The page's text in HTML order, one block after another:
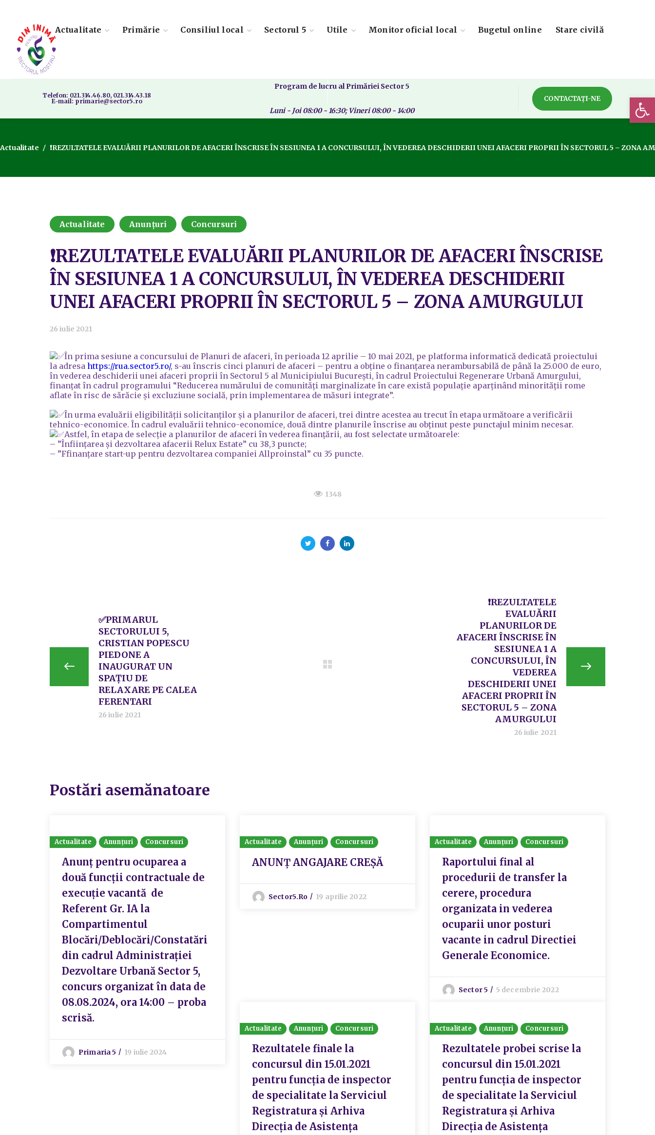
Actualitate Primărie Consiliul local Sectorul 5 Utile Monitor oficial local Bugetul online Stare civilă
Telefon: 021.314.46.80, 021.314.43.18
E-mail: primarie@sector5.ro
Program de lucru al Primăriei Sector 5
Luni - Joi 08:00 - 16:30; Vineri 08:00 - 14:00
CONTACTAȚI-NE
Actualitate ❗REZULTATELE EVALUĂRII PLANURILOR DE AFACERI ÎNSCRISE ÎN SESIUNEA 1 A CONCURSULUI, ÎN VEDEREA DESCHIDERII UNEI AFACERI PROPRII ÎN SECTORUL 5 – ZONA
Actualitate Anunțuri Concursuri
❗REZULTATELE EVALUĂRII PLANURILOR DE AFACERI ÎNSCRISE
ÎN SESIUNEA 1 A CONCURSULUI, ÎN VEDEREA DESCHIDERII
UNEI AFACERI PROPRII ÎN SECTORUL 5 – ZONA AMURGULUI
26 iulie 2021
În prima sesiune a concursului de Planuri de afaceri, în perioada 12 aprilie – 10 mai 2021, pe platforma informatică dedicată proiectului
la adresa https://rua.sector5.ro/, s-au înscris cinci planuri de afaceri – pentru a obține o finanțarea nerambursabilă de până la 25.000 de euro,
în vederea deschiderii unei afaceri proprii în Sectorul 5 al Municipiului București, în cadrul Proiectului Regenerare Urbană Amurgului,
finanțat în cadrul programului “Reducerea numărului de comunități marginalizate în care există populație aparținând minorității rome
aflate în risc de sărăcie și excluziune socială, prin implementarea de măsuri integrate”.
În urma evaluării eligibilității solicitanților și a planurilor de afaceri, trei dintre acestea au trecut în etapa următoare a verificării
tehnico-economice. În cadrul evaluării tehnico-economice, două dintre planurile înscrise au obținut peste punctajul minim necesar.
Astfel, în etapa de selecție a planurilor de afaceri în vederea finanțării, au fost selectate următoarele:
– ”Înființarea și dezvoltarea afacerii Relux Estate” cu 38,3 puncte;
– ”Ffinanțare start-up pentru dezvoltarea companiei Allproinstal” cu 35 puncte.
1348
✅PRIMARUL
SECTORULUI 5,
CRISTIAN POPESCU
PIEDONE A
INAUGURAT UN
SPAȚIU DE
RELAXARE PE CALEA
FERENTARI
26 iulie 2021
❗REZULTATELE
EVALUĂRII
PLANURILOR DE
AFACERI ÎNSCRISE ÎN
SESIUNEA 1 A
CONCURSULUI, ÎN
VEDEREA
DESCHIDERII UNEI
AFACERI PROPRII ÎN
SECTORUL 5 – ZONA
AMURGULUI
26 iulie 2021
Postări asemănatoare
Actualitate Anunțuri Concursuri
Anunț pentru ocuparea a
două funcții contractuale de
execuție vacantă de
Referent Gr. IA la
Compartimentul
Blocări/Deblocări/Constatări
din cadrul Administrației
Dezvoltare Urbană Sector 5,
concurs organizat în data de
08.08.2024, ora 14:00 – proba
scrisă.
Primaria 5 19 iulie 2024
Actualitate Anunțuri Concursuri
ANUNȚ ANGAJARE CREȘĂ
Sector5.ro 19 aprilie 2022
Actualitate Anunțuri Concursuri
Raportului final al
procedurii de transfer la
cerere, procedura
organizata in vederea
ocuparii unor posturi
vacante in cadrul Directiei
Generale Economice.
Sector 5 5 decembrie 2022
Actualitate Anunțuri Concursuri
Rezultatele finale la
concursul din 15.01.2021
pentru funcția de inspector
de specialitate la Serviciul
Registratura și Arhiva
Direcția de Asistența
Actualitate Anunțuri Concursuri
Rezultatele probei scrise la
concursul din 15.01.2021
pentru funcția de inspector
de specialitate la Serviciul
Registratura și Arhiva
Direcția de Asistența